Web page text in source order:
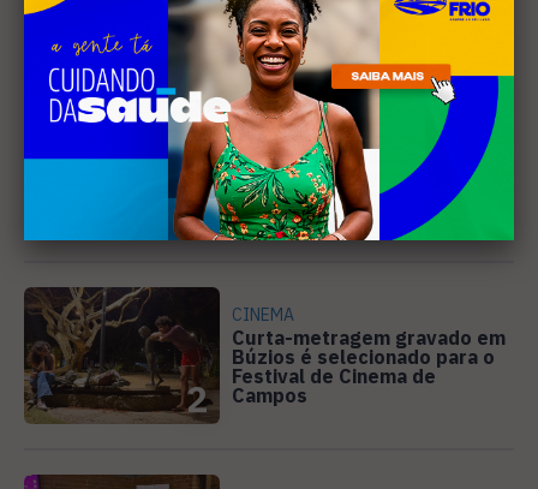
Mais Lidas
1
EVENTOS
Cabo Frio recebe 20ª edição
do Diveneta Moto Fest neste
fim de semana
2
CINEMA
Curta-metragem gravado em
Búzios é selecionado para o
Festival de Cinema de
Campos